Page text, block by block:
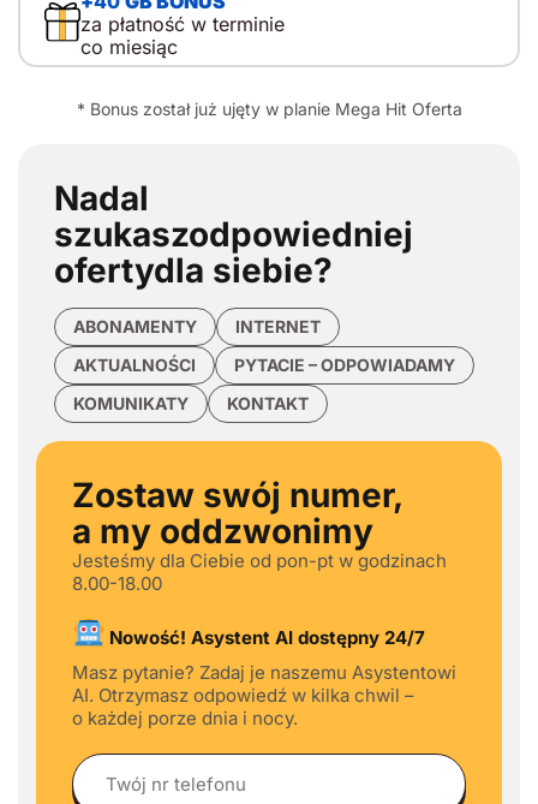
za płatność w terminie
co miesiąc
* Bonus został już ujęty w planie Mega Hit Oferta
Nadal
szukaszodpowiedniej
ofertydla siebie?
ABONAMENTY
INTERNET
AKTUALNOŚCI
PYTACIE – ODPOWIADAMY
KOMUNIKATY
KONTAKT
Zostaw swój numer,
a my oddzwonimy
Jesteśmy dla Ciebie od pon-pt w godzinach
8.00-18.00
Nowość! Asystent AI dostępny 24/7
Masz pytanie? Zadaj je naszemu Asystentowi
AI. Otrzymasz odpowiedź w kilka chwil –
o każdej porze dnia i nocy.